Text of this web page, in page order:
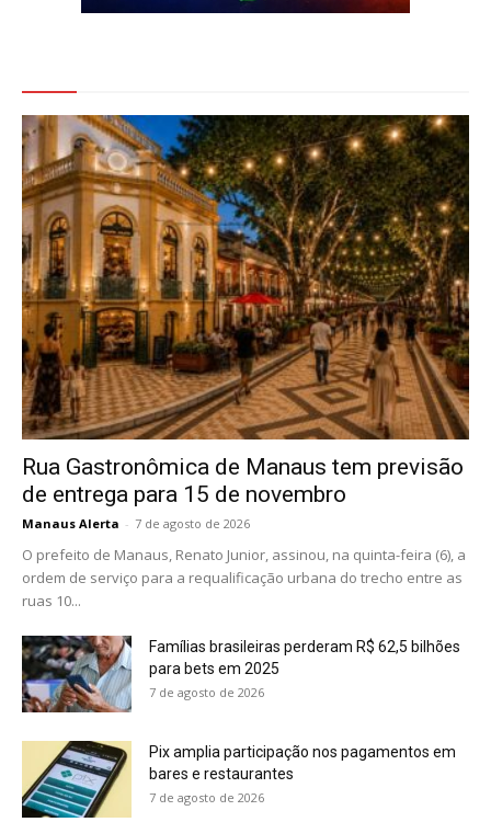
Rua Gastronômica de Manaus tem previsão
de entrega para 15 de novembro
Manaus Alerta - 7 de agosto de 2026
O prefeito de Manaus, Renato Junior, assinou, na quinta-feira (6), a
ordem de serviço para a requalificação urbana do trecho entre as
ruas 10...
Famílias brasileiras perderam R$ 62,5 bilhões
para bets em 2025
7 de agosto de 2026
Pix amplia participação nos pagamentos em
bares e restaurantes
7 de agosto de 2026